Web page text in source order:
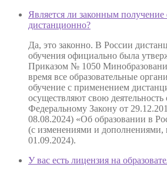
Является ли законным получение
дистанционно?
Да, это законно. В России
обучения официально была
Приказом № 1050
время все образовательные
обучение с применением
осуществляют свою деятельность
Федеральному Закону от
08.08.2024) «Об образовании в
(с изменениями и
01.09.2024).
У вас есть лицензия на